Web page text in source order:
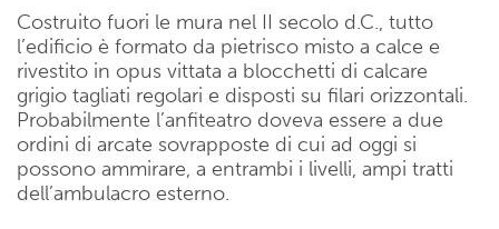
Costruito fuori le mura nel II secolo d.C., tutto
l’edificio è formato da pietrisco misto a calce e
rivestito in opus vittata a blocchetti di calcare
grigio tagliati regolari e disposti su filari orizzontali.
Probabilmente l’anfiteatro doveva essere a due
ordini di arcate sovrapposte di cui ad oggi si
possono ammirare, a entrambi i livelli, ampi tratti
dell’ambulacro esterno.